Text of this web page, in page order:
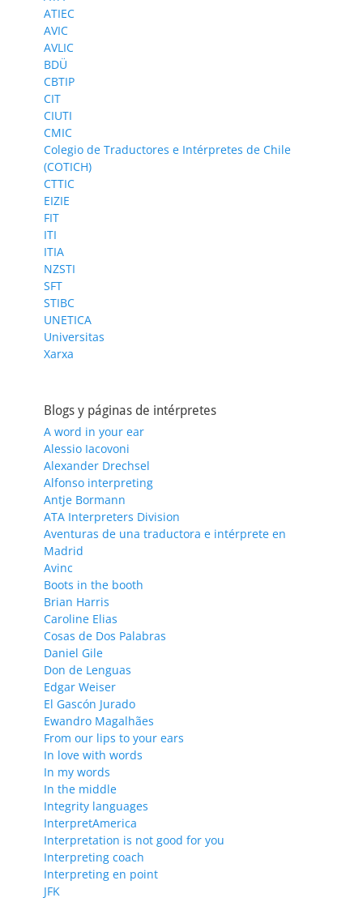
ATIEC
AVIC
AVLIC
BDÜ
CBTIP
CIT
CIUTI
CMIC
Colegio de Traductores e Intérpretes de Chile
(COTICH)
CTTIC
EIZIE
FIT
ITI
ITIA
NZSTI
SFT
STIBC
UNETICA
Universitas
Xarxa
Blogs y páginas de intérpretes
A word in your ear
Alessio Iacovoni
Alexander Drechsel
Alfonso interpreting
Antje Bormann
ATA Interpreters Division
Aventuras de una traductora e intérprete en
Madrid
Avinc
Boots in the booth
Brian Harris
Caroline Elias
Cosas de Dos Palabras
Daniel Gile
Don de Lenguas
Edgar Weiser
El Gascón Jurado
Ewandro Magalhães
From our lips to your ears
In love with words
In my words
In the middle
Integrity languages
InterpretAmerica
Interpretation is not good for you
Interpreting coach
Interpreting en point
JFK